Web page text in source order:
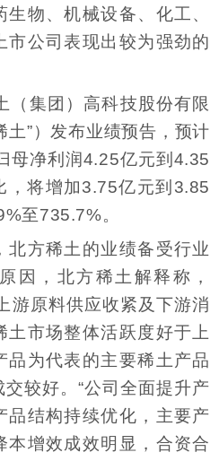
物、机械设备、化工、
市公司表现出较为强劲的
（集团）高科技股份有限
土”）发布业绩预告，预计
母净利润4.25亿元到4.35
，将增加3.75亿元到3.85
至735.7%。
北方稀土的业绩备受行业
因，北方稀土解释称，
游原料供应收紧及下游消
土市场整体活跃度好于上
品为代表的主要稀土产品
较好。“公司全面提升产
品结构持续优化，主要产
本增效成效明显，合资合